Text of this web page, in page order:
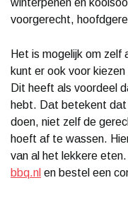
voorgerecht,
Het is mogelijk om zelf
kunt er ook voor
Dit heeft als voordeel
hebt. Dat betekent
doen, niet zelf de
hoeft af te wassen.
van al het lekkere
bbq.nl en bestel een